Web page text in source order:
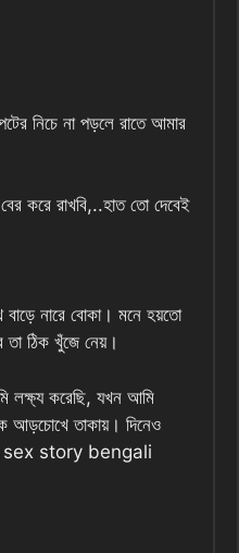
নিচে না পড়লে রাতে আমার
বের করে রাখবি,..হাত তো দেবেই
নারে বোকা। মনে হয়তো
তা ঠিক খুঁজে নেয়।
লক্ষ্য করেছি, যখন আমি
আড়চোখে তাকায়। দিনেও
sex story bengali